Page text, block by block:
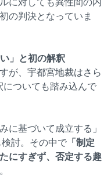
の判決となっていま
」と初の解釈
が、宇都宮地裁はさら
についても踏み込んで
に基づいて成立する」
討。その中で 「制定
にすぎず、否定する趣